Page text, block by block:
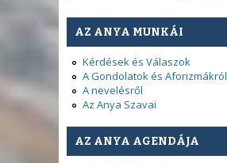
AZ ANYA MUNKÁI
Kérdések és Válaszok
A Gondolatok és Aforizmákról
A nevelésről
Az Anya Szavai
AZ ANYA AGENDÁJA